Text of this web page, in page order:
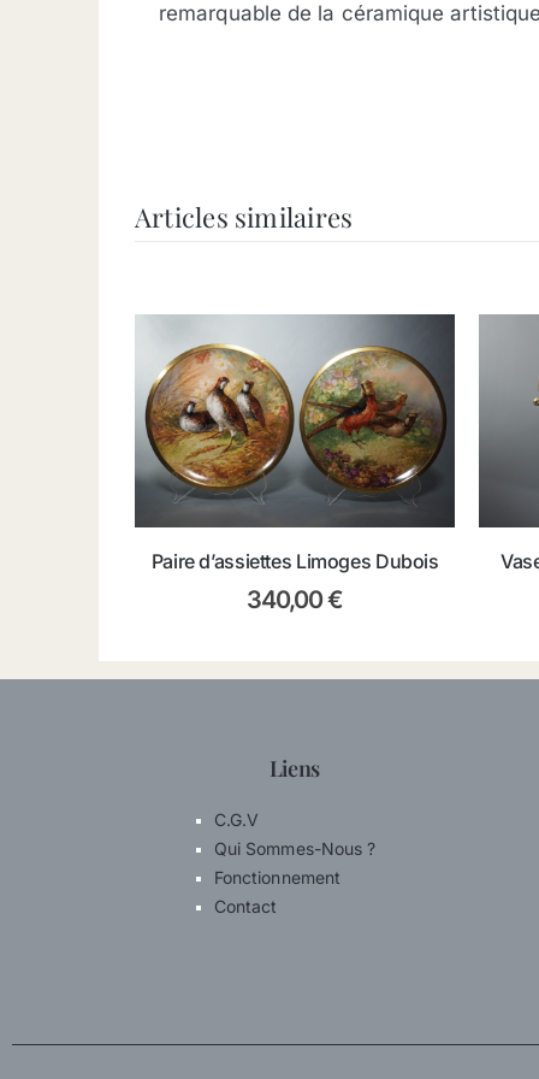
remarquable de la céramique
Articles similaires
Paire d’assiettes Limoges Dubois
340,00€
Liens
C.G.V
Qui Sommes-Nous ?
Fonctionnement
Contact